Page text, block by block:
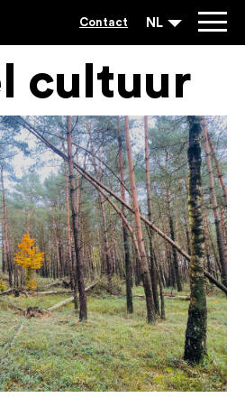
Contact NL
cultuur